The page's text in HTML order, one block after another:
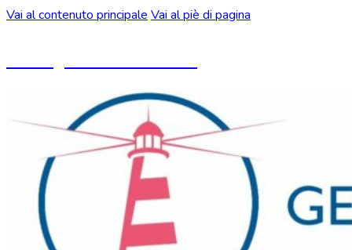
Vai al contenuto principale Vai al piè di pagina